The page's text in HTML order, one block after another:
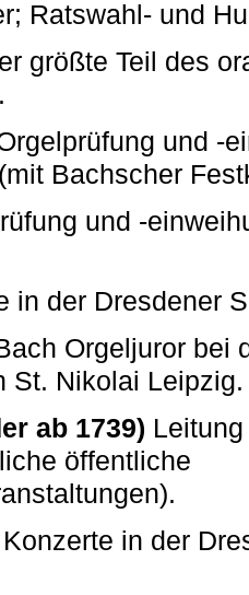
Ratswahl- und
größte Teil des
und -
Bachscher
und -
in der Dresdener
Orgeljuror bei
St. Nikolai Leipzig.
ab 1739)
öffentliche
Konzerte in der